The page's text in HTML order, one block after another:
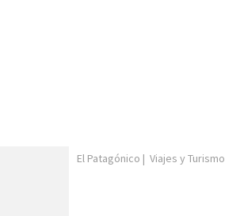
El Patagónico | Viajes y Turismo